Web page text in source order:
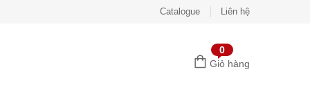
Catalogue Liên hệ
0
Giỏ hàng